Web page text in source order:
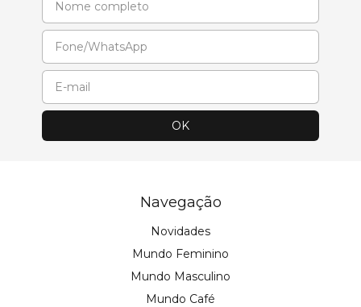
Navegação
Novidades
Mundo Feminino
Mundo Masculino
Mundo Café